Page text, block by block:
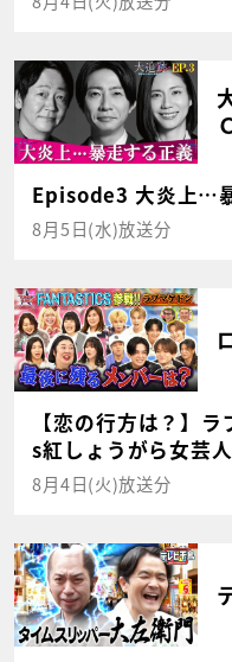
Episode3 大炎上…
8月5日(水)放送分
【恋の行方は？】
s紅しょうがら女芸
8月4日(火)放送分